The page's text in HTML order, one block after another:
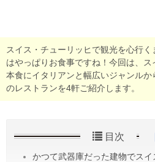
スイス・チューリッヒで観光を心行
はやっぱりお食事ですね！今回は、
本食にイタリアンと幅広いジャンル
のレストランを4軒ご紹介します。
目次
かつて武器庫だった建物でスイ